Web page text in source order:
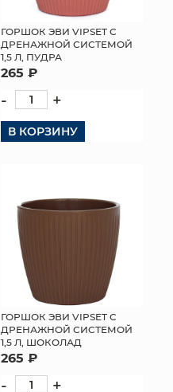
ГОРШОК ЭВИ VIPSET С
ДРЕНАЖНОЙ СИСТЕМОЙ
1,5 Л, ПУДРА
265 ₽
- +
В КОРЗИНУ
ГОРШОК ЭВИ VIPSET С
ДРЕНАЖНОЙ СИСТЕМОЙ
1,5 Л, ШОКОЛАД
265 ₽
- +